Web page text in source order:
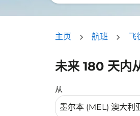
主页 航班 飞
未来 180 天内
从
没有符合您的筛选条